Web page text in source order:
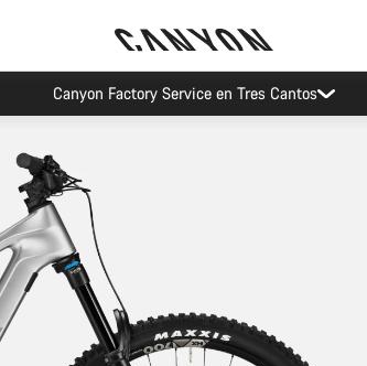
Canyon Factory Service en Tres Cantos